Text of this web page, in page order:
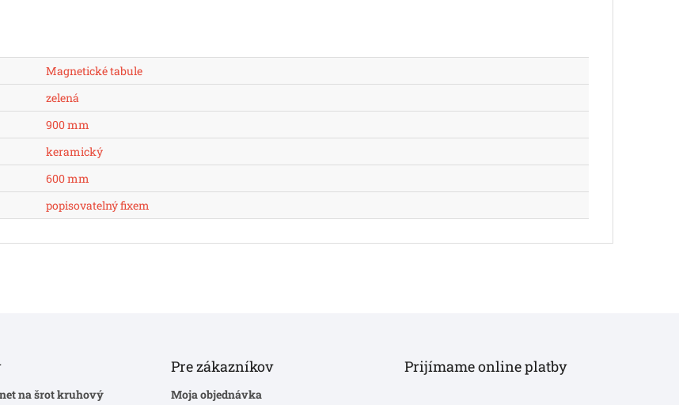
Magnetické tabule
zelená
900 mm
keramický
600 mm
popisovatelný fixem
na šrot kruhový
Pre zákazníkov
Moja objednávka
Prijímame online platby